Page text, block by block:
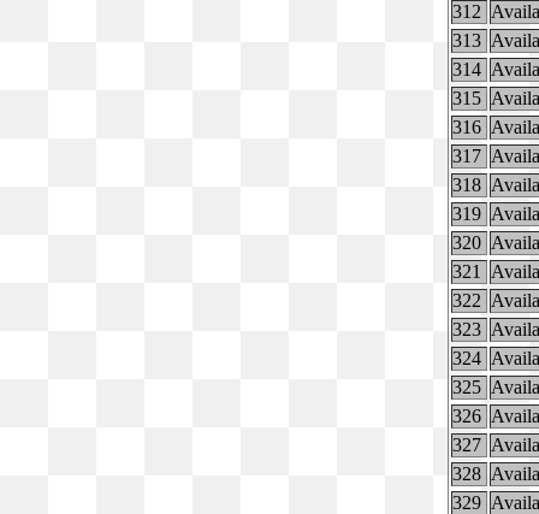
312
313
314
315
316
317
318
319
320
321
322
323
324
325
326
327
328
329